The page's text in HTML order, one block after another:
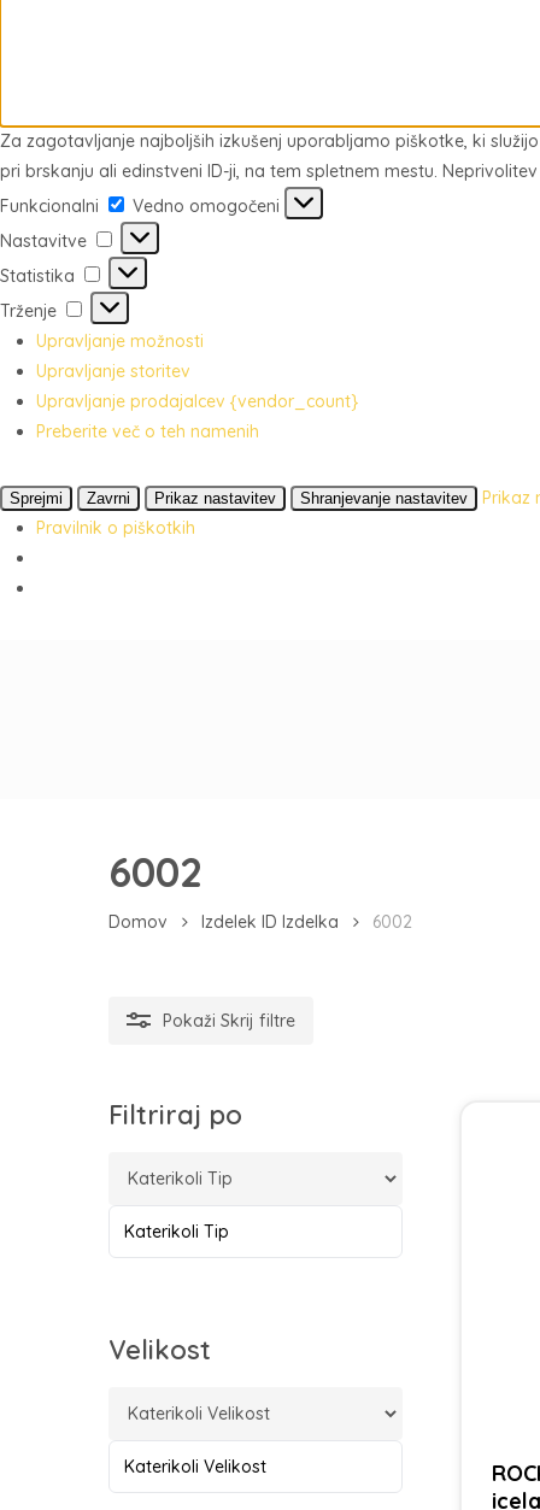
Za zagotavljanje najboljših izkušenj uporabljamo piškotke, ki
pri brskanju ali edinstveni ID-ji, na tem spletnem mestu.
Funkcionalni
Funkcionalni
Vedno omogočeni
Nastavitve
Nastavitve
Statistika
Statistika
Trženje
Trženje
Upravljanje možnosti
Upravljanje storitev
Upravljanje prodajalcev {vendor_count}
Preberite več o teh namenih
Sprejmi Zavrni Prikaz nastavitev Shranjevanje nastavitev
Prikaz
Pravilnik o piškotkih
6002
Domov Izdelek ID Izdelka 6002
Pokaži Skrij filtre
Filtriraj po
Katerikoli Tip
Velikost
Katerikoli Velikost